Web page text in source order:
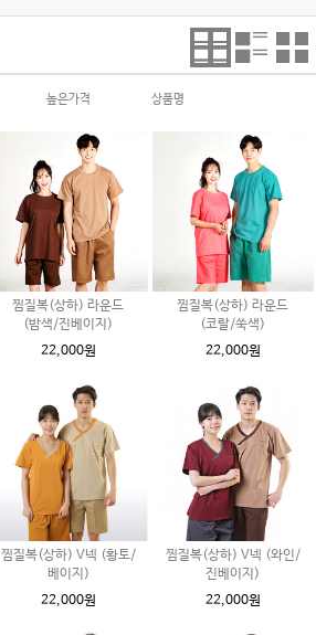
높은가격 상품명
찜질복(상하) 라운드
(밤색/진베이지)
22,000원
찜질복(상하) 라운드
(코랄/쑥색)
22,000원
찜질복(상하) V넥 (황토/
베이지)
22,000원
찜질복(상하) V넥 (와인/
진베이지)
22,000원